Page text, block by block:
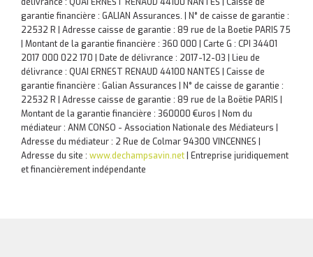
garantie financière : GALIAN Assurances. | N° de caisse de garantie :
22532 R | Adresse caisse de garantie : 89 rue de la Boetie PARIS 75
| Montant de la garantie financière : 360 000 | Carte G : CPI 34401
2017 000 022 170 | Date de délivrance : 2017-12-03 | Lieu de
délivrance : QUAI ERNEST RENAUD 44100 NANTES | Caisse de
garantie financière : Galian Assurances | N° de caisse de garantie :
22532 R | Adresse caisse de garantie : 89 rue de la Boëtie PARIS |
Montant de la garantie financière : 360000 €uros | Nom du
médiateur : ANM CONSO - Association Nationale des Médiateurs |
Adresse du médiateur : 2 Rue de Colmar 94300 VINCENNES |
Adresse du site : www.dechampsavin.net Entreprise juridiquement
et financièrement indépendante